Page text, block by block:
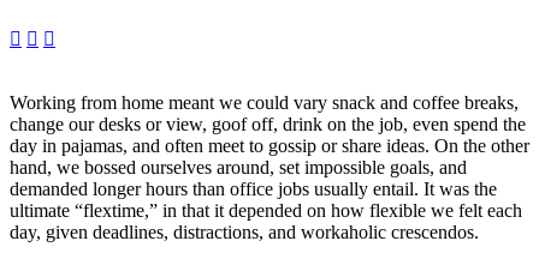
  
Working from home meant we could vary snack and coffee breaks,
change our desks or view, goof off, drink on the job, even spend the
day in pajamas, and often meet to gossip or share ideas. On the other
hand, we bossed ourselves around, set impossible goals, and
demanded longer hours than office jobs usually entail. It was the
ultimate “flextime,” in that it depended on how flexible we felt each
day, given deadlines, distractions, and workaholic crescendos.